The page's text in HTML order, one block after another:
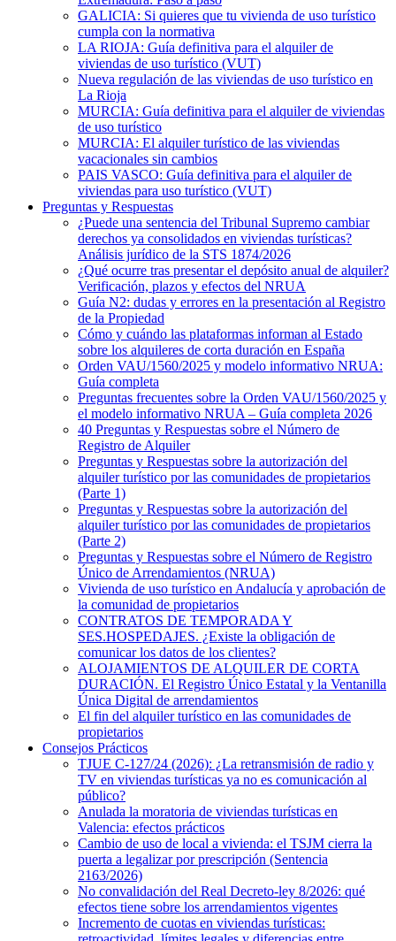
GALICIA: Si quieres que tu vivienda de uso turístico
cumpla con la normativa
LA RIOJA: Guía definitiva para el alquiler de
viviendas de uso turístico (VUT)
Nueva regulación de las viviendas de uso turístico en
La Rioja
MURCIA: Guía definitiva para el alquiler de viviendas
de uso turístico
MURCIA: El alquiler turístico de las viviendas
vacacionales sin cambios
PAIS VASCO: Guía definitiva para el alquiler de
viviendas para uso turístico (VUT)
Preguntas y Respuestas
¿Puede una sentencia del Tribunal Supremo cambiar
derechos ya consolidados en viviendas turísticas?
Análisis jurídico de la STS 1874/2026
¿Qué ocurre tras presentar el depósito anual de alquiler?
Verificación, plazos y efectos del NRUA
Guía N2: dudas y errores en la presentación al Registro
de la Propiedad
Cómo y cuándo las plataformas informan al Estado
sobre los alquileres de corta duración en España
Orden VAU/1560/2025 y modelo informativo NRUA:
Guía completa
Preguntas frecuentes sobre la Orden VAU/1560/2025 y
el modelo informativo NRUA – Guía completa 2026
40 Preguntas y Respuestas sobre el Número de
Registro de Alquiler
Preguntas y Respuestas sobre la autorización del
alquiler turístico por las comunidades de propietarios
(Parte 1)
Preguntas y Respuestas sobre la autorización del
alquiler turístico por las comunidades de propietarios
(Parte 2)
Preguntas y Respuestas sobre el Número de Registro
Único de Arrendamientos (NRUA)
Vivienda de uso turístico en Andalucía y aprobación de
la comunidad de propietarios
CONTRATOS DE TEMPORADA Y
SES.HOSPEDAJES. ¿Existe la obligación de
comunicar los datos de los clientes?
ALOJAMIENTOS DE ALQUILER DE CORTA
DURACIÓN. El Registro Único Estatal y la Ventanilla
Única Digital de arrendamientos
El fin del alquiler turístico en las comunidades de
propietarios
Consejos Prácticos
TJUE C-127/24 (2026): ¿La retransmisión de radio y
TV en viviendas turísticas ya no es comunicación al
público?
Anulada la moratoria de viviendas turísticas en
Valencia: efectos prácticos
Cambio de uso de local a vivienda: el TSJM cierra la
puerta a legalizar por prescripción (Sentencia
2163/2026)
No convalidación del Real Decreto-ley 8/2026: qué
efectos tiene sobre los arrendamientos vigentes
Incremento de cuotas en viviendas turísticas: